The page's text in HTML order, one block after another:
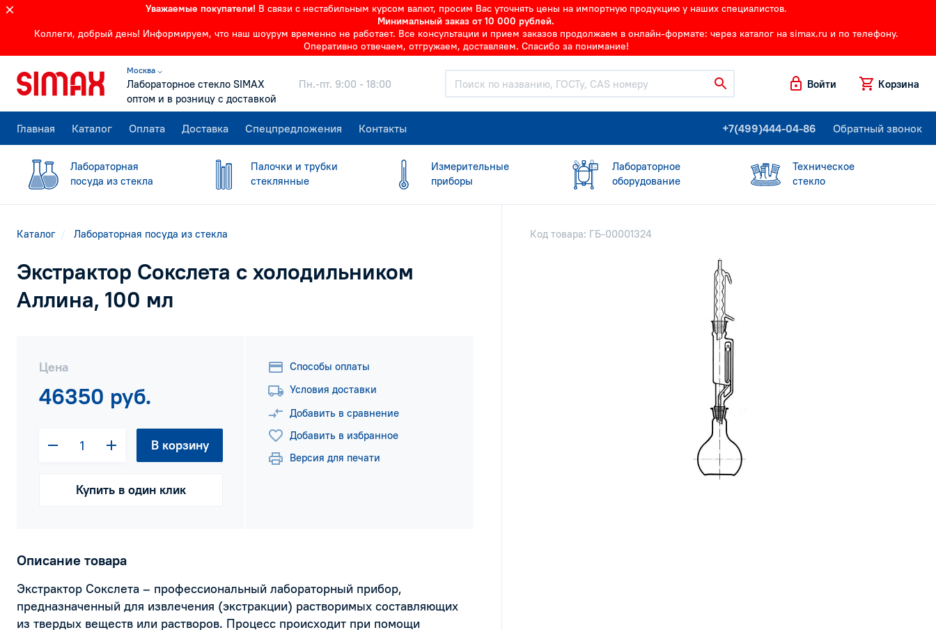
Уважаемые покупатели! В связи с нестабильным курсом валют, просим Вас уточнять цены на импортную продукцию у наших специалистов.
Минимальный заказ от 10 000 рублей.
Коллеги, добрый день! Информируем, что наш шоурум временно не работает. Все консультации и прием заказов продолжаем в онлайн-формате: через каталог на simax.ru и по телефону.
Оперативно отвечаем, отгружаем, доставляем. Спасибо за понимание!
Москва ⌵
Лабораторное стекло SIMAX
оптом и в розницу с доставкой
Пн.-пт. 9:00 - 18:00 Войти Корзина
Главная Каталог Оплата Доставка Спецпредложения Контакты +7(499)444-04-86 Обратный звонок
Лабораторная
посуда из стекла
Палочки и трубки
стеклянные
Измерительные
приборы
Лабораторное
оборудование
Техническое
стекло
Каталог Лабораторная посуда из стекла
Экстрактор Сокслета с холодильником
Аллина, 100 мл
Цена
46350 руб.
В корзину
Купить в один клик
Способы оплаты
Условия доставки
Добавить в сравнение
Добавить в избранное
Версия для печати
Описание товара
Экстрактор Сокслета – профессиональный лабораторный прибор,
предназначенный для извлечения (экстракции) растворимых составляющих
из твердых веществ или растворов. Процесс происходит при помощи
Код товара: ГБ-00001324